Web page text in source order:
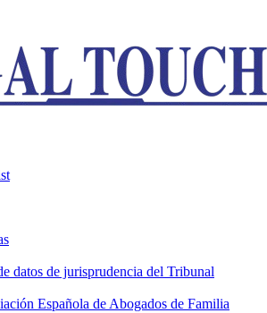
datos de jurisprudencia del Tribunal
Española de Abogados de Familia